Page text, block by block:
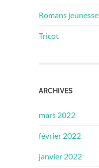
Romans jeunesse
Tricot
ARCHIVES
mars 2022
février 2022
janvier 2022